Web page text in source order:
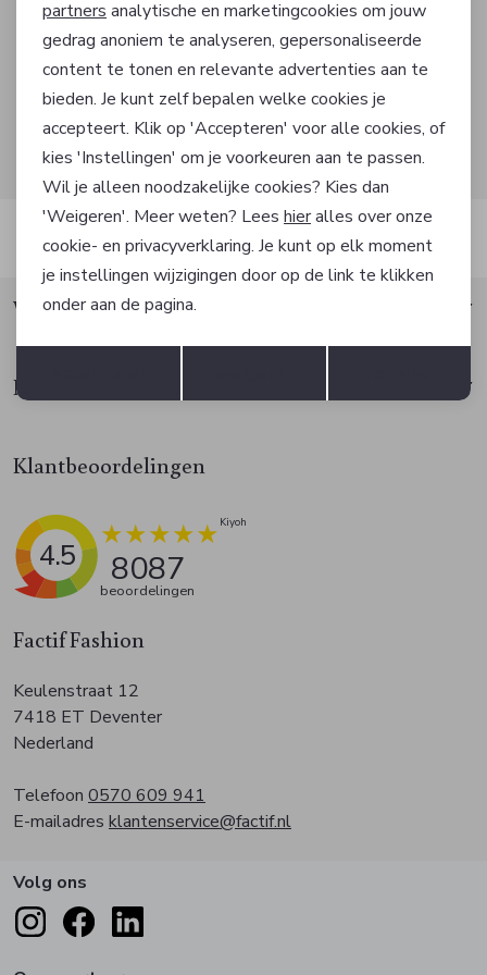
AANMELDEN
Hoe we met je data omgaan? Bekijk dit in onze
privacyverklaring.
Automatisch sparen voor korting
Factif Fashion
Keulenstraat 12
7418 ET Deventer
Nederland
Telefoon 0570 609 941
E-mailadres klantenservice@factif.nl
Waarom Factif?
Klantenservice
Klantbeoordelingen
4.5 8087
beoordelingen
Volg ons
Marketing cookies
Terug Opslaan
partners analytische en marketingcookies om jouw
gedrag anoniem te analyseren, gepersonaliseerde
content te tonen en relevante advertenties aan te
bieden. Je kunt zelf bepalen welke cookies je
accepteert. Klik op 'Accepteren' voor alle cookies, of
kies 'Instellingen' om je voorkeuren aan te passen.
Wil je alleen noodzakelijke cookies? Kies dan
'Weigeren'. Meer weten? Lees hieralles over onze
cookie- en privacyverklaring. Je kunt op elk moment
je instellingen wijzigingen door op de link te klikken
onder aan de pagina.